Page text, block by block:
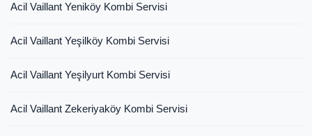
Acil Vaillant Yeniköy Kombi Servisi
Acil Vaillant Yeşilköy Kombi Servisi
Acil Vaillant Yeşilyurt Kombi Servisi
Acil Vaillant Zekeriyaköy Kombi Servisi